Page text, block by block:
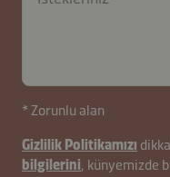
* Zorunlu alan
Gizlilik Politikamızı
bilgilerini, künyemizde